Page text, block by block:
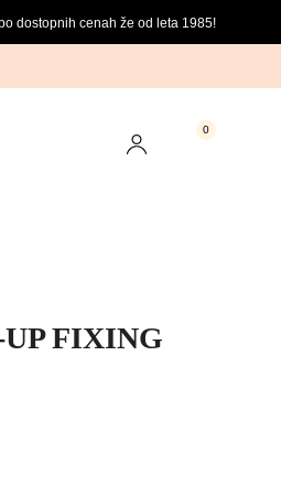
dostopnih cenah že od leta 1985!
0
FIXING